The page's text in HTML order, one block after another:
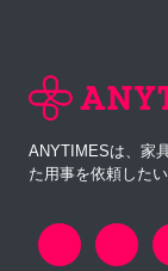
ANYTIMESは、家
た用事を依頼した